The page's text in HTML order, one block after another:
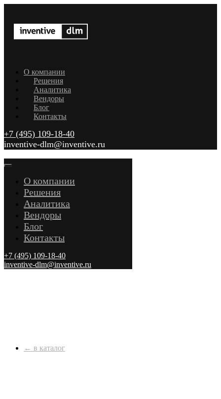
О компании
Решения
Аналитика
Вендоры
Блог
Контакты
+7 (495) 109-18-40
inventive-dlm@inventive.ru
О компании
Решения
Аналитика
Вендоры
Блог
Контакты
+7 (495) 109-18-40
inventive-dlm@inventive.ru
← в каталог